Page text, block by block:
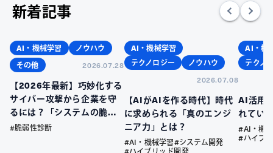
新着記事
AI・機械学習
ノウハウ
その他
2026.07.28
【2026年最新】巧妙化する
サイバー攻撃から企業を守
るには？「システムの脆弱
性」を放置するリスクと、
#脆弱性診断
AI・機械学習
テクノロジー
ノウハウ
2026.07.08
【AIがAIを作る時代】時代
に求められる「真のエンジ
ニア力」とは？
#AI・機械学習#システム開発
AI・機
テクノ
AI活用
れてい
#AI・機
#ハイブ